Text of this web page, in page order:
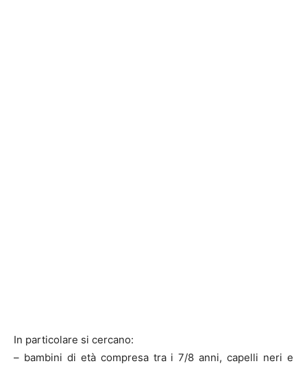
In particolare si cercano:
– bambini di età compresa tra i 7/8 anni, capelli neri e